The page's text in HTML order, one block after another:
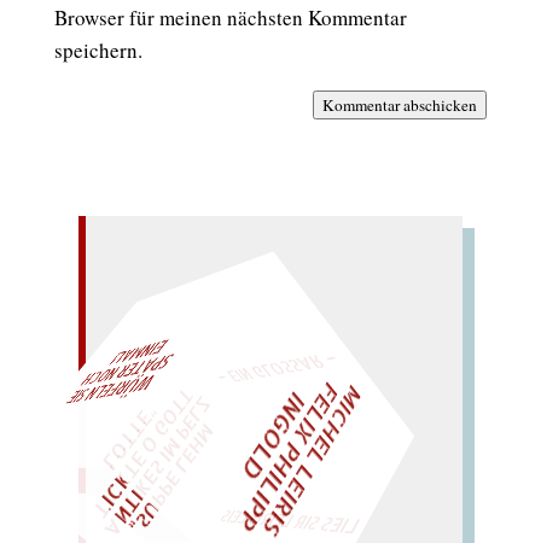
Browser für meinen nächsten Kommentar
speichern.
Kommentar abschicken
EZ
T
" M
I
C
H
E
L
L
E
I
R
I
S
・
F
E
L
I
X
P
H
I
L
I
P
P
I
N
G
O
L
D
LIES SIR LEIRIS LEIS
AL!